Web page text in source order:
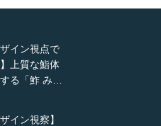
ザイン視点で
上質な鮨体
る「鮓 み…
イン視察】